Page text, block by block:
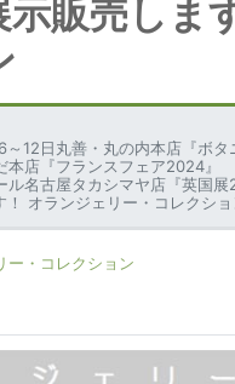
販売しま
日丸善・丸の内本店『ボタニカルア
店『フランスフェア2024』
名古屋タカシマヤ店『英国展
オランジェリー・コレクショ
ー・コレクション